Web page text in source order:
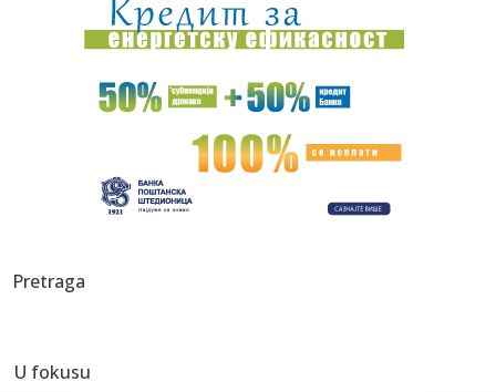
10:01:Cipele sa štiklom: 5 kultnih stilova za proleće i leto 2026.
go...
10:00:Ako želite soft-focus usne, blurring lip tint definišu ovaj
Decenija ukusa koji sećaju na dom
09:56:„HTELI SU DA ME UNIŠTE“: Lalatović o princu i sabotaži ...
09:53:
Pretraga
U fokusu